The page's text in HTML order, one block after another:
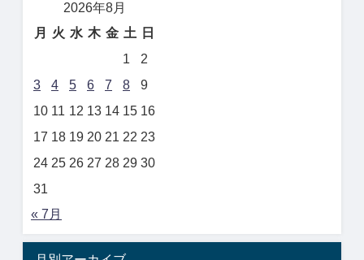
2026年8月
月
火 水 木 金 土
日
1
2
3
4 5 6 7 8
9
10 11 12 13 14 15 16
17 18 19 20 21 22 23
24 25 26 27 28 29 30
31
« 7月